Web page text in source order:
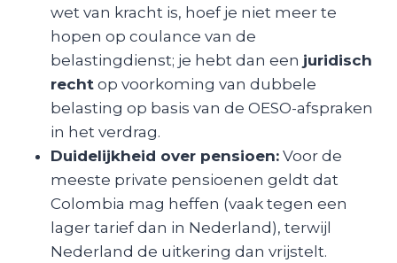
wet van kracht is, hoef je niet meer te
hopen op coulance van de
belastingdienst; je hebt dan een juridisch
rechtop voorkoming van dubbele
belasting op basis van de OESO-afspraken
in het verdrag.
Duidelijkheid over pensioen:Voor de
meeste private pensioenen geldt dat
Colombia mag heffen (vaak tegen een
lager tarief dan in Nederland), terwijl
Nederland de uitkering dan vrijstelt.